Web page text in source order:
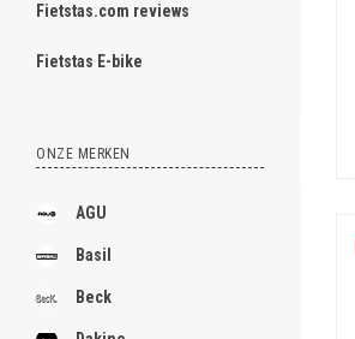
Fietstas.com reviews
Fietstas E-bike
ONZE MERKEN
AGU
Basil
Beck
.
.
.
.
.